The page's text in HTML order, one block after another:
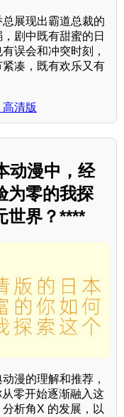
展现出霸道总裁的
剧中既有甜蜜的日
误会和冲突时刻，
凑，既有欢乐又有
清版
动漫中，经
为零的我探
世界？****
漫的理解和推荐，
零开始逐渐融入这
析角X 的发展，以